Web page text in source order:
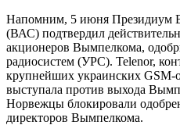
Напомним, 5 июня Президиум
(ВАС) подтвердил
акционеров Вымпелкома,
радиосистем (УРС). Telenor,
крупнейших украинских GSM-
выступала против выхода
Норвежцы блокировали
директоров Вымпелкома.